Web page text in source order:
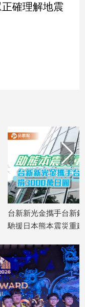
確理解地震
台新新光金攜手台新銀
馳援日本熊本震災重建